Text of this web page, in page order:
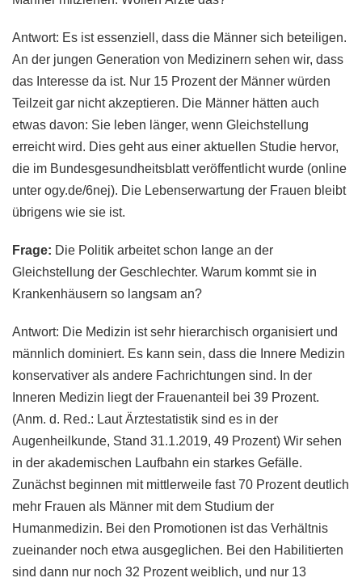
Antwort: Es ist essenziell, dass die Männer sich beteiligen.
An der jungen Generation von Medizinern sehen wir, dass
das Interesse da ist. Nur 15 Prozent der Männer würden
Teilzeit gar nicht akzeptieren. Die Männer hätten auch
etwas davon: Sie leben länger, wenn Gleichstellung
erreicht wird. Dies geht aus einer aktuellen Studie hervor,
die im Bundesgesundheitsblatt veröffentlicht wurde (online
unter ogy.de/6nej). Die Lebenserwartung der Frauen bleibt
übrigens wie sie ist.
Frage: Die Politik arbeitet schon lange an der
Gleichstellung der Geschlechter. Warum kommt sie in
Krankenhäusern so langsam an?
Antwort: Die Medizin ist sehr hierarchisch organisiert und
männlich dominiert. Es kann sein, dass die Innere Medizin
konservativer als andere Fachrichtungen sind. In der
Inneren Medizin liegt der Frauenanteil bei 39 Prozent.
(Anm. d. Red.: Laut Ärztestatistik sind es in der
Augenheilkunde, Stand 31.1.2019, 49 Prozent) Wir sehen
in der akademischen Laufbahn ein starkes Gefälle.
Zunächst beginnen mit mittlerweile fast 70 Prozent deutlich
mehr Frauen als Männer mit dem Studium der
Humanmedizin. Bei den Promotionen ist das Verhältnis
zueinander noch etwa ausgeglichen. Bei den Habilitierten
sind dann nur noch 32 Prozent weiblich, und nur 13